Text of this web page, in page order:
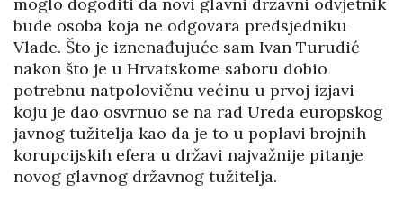
bude osoba koja ne odgovara predsjedniku
Vlade. Što je iznenađujuće sam Ivan Turudić
nakon što je u Hrvatskome saboru dobio
potrebnu natpolovičnu većinu u prvoj izjavi
koju je dao osvrnuo se na rad Ureda europskog
javnog tužitelja kao da je to u poplavi brojnih
korupcijskih efera u državi najvažnije pitanje
novog glavnog državnog tužitelja.